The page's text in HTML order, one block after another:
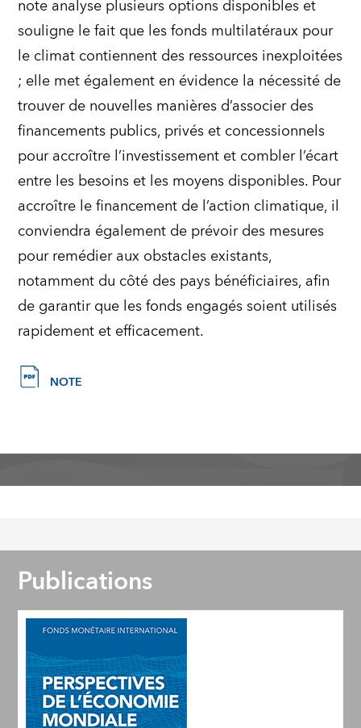
note analyse plusieurs options disponibles et
souligne le fait que les fonds multilatéraux pour
le climat contiennent des ressources inexploitées
; elle met également en évidence la nécessité de
trouver de nouvelles manières d’associer des
financements publics, privés et concessionnels
pour accroître l’investissement et combler l’écart
entre les besoins et les moyens disponibles. Pour
accroître le financement de l’action climatique, il
conviendra également de prévoir des mesures
pour remédier aux obstacles existants,
notamment du côté des pays bénéficiaires, afin
de garantir que les fonds engagés soient utilisés
rapidement et efficacement.
NOTE
Publications